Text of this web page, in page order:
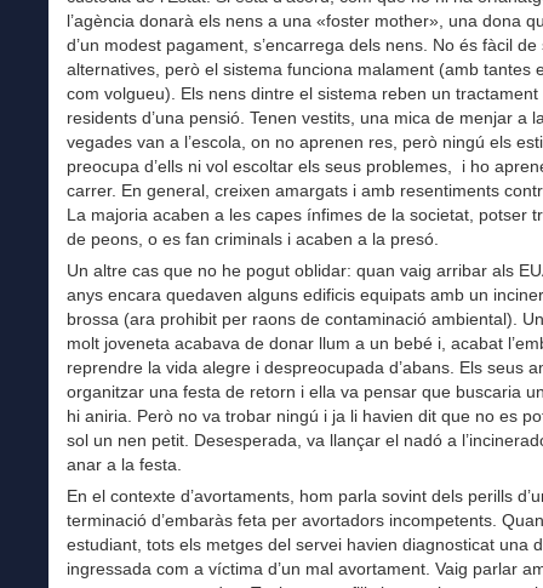
l’agència donarà els nens a una «foster mother», una dona
d’un modest pagament, s’encarrega dels nens. No és fàcil
alternatives, però el sistema funciona malament (amb tantes
com volgueu). Els nens dintre el sistema reben un tractament
residents d’una pensió. Tenen vestits, una mica de menjar a
vegades van a l’escola, on no aprenen res, però ningú els
preocupa d’ells ni vol escoltar els seus problemes, i ho
carrer. En general, creixen amargats i amb resentiments
La majoria acaben a les capes ínfimes de la societat, potser
de peons, o es fan criminals i acaben a la presó.
Un altre cas que no he pogut oblidar: quan vaig arribar als
anys encara quedaven alguns edificis equipats amb un
brossa (ara prohibit per raons de contaminació ambiental).
molt joveneta acabava de donar llum a un bebé i, acabat
reprendre la vida alegre i despreocupada d’abans. Els seus
organitzar una festa de retorn i ella va pensar que buscaria
hi aniria. Però no va trobar ningú i ja li havien dit que no es
sol un nen petit. Desesperada, va llançar el nadó a
anar a la festa.
En el contexte d’avortaments, hom parla sovint dels perills
terminació d’embaràs feta per avortadors incompetents.
estudiant, tots els metges del servei havien diagnosticat una
ingressada com a víctima d’un mal avortament. Vaig parlar